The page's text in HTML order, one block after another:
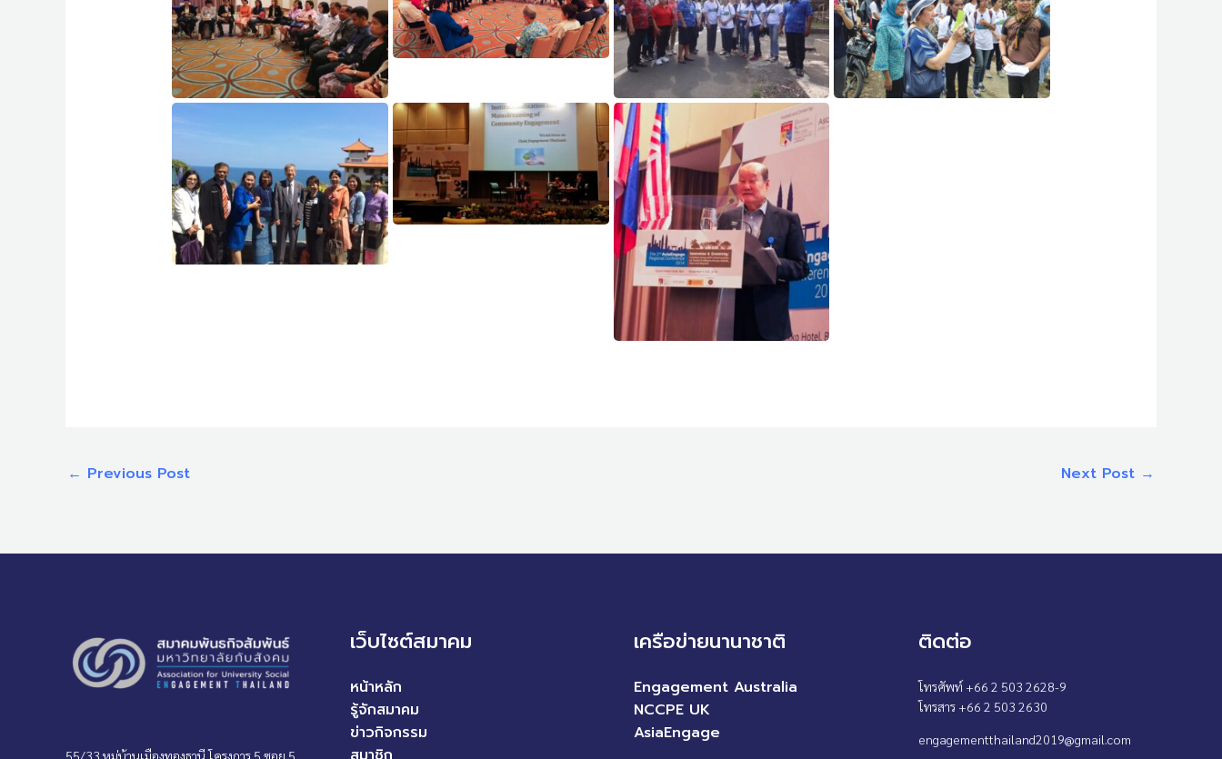
← Previous Post Next Post →
55/33 หมู่บ้านเมืองทองธานี โครงการ 5 ซอย 5
เว็บไซต์สมาคม
หน้าหลัก
รู้จักสมาคม
ข่าวกิจกรรม
เครือข่ายนานาชาติ
Engagement Australia
NCCPE UK
AsiaEngage
ติดต่อ
โทรศัพท์ +66 2 503 2628-9
โทรสาร +66 2 503 2630
engagementthailand2019@gmail.com